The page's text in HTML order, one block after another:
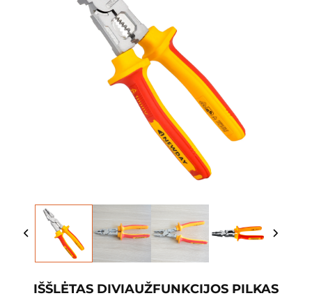
IŠŠLĖTAS DIVIAUŽFUNKCIJOS PILKAS